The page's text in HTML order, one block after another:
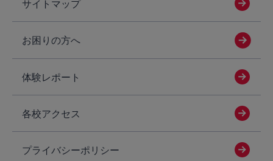
サイトマップ
お困りの方へ
体験レポート
各校アクセス
プライバシーポリシー